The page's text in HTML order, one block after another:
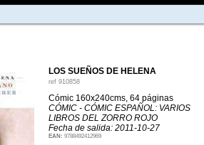
LOS SUEÑOS DE HELENA
ref 910858
Cómic 160x240cms, 64 páginas
CÓMIC - CÓMIC ESPAÑOL: VARIOS
LIBROS DEL ZORRO ROJO
Fecha de salida: 2011-10-27
EAN: 9788492412969